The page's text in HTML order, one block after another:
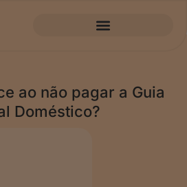
ao não pagar a Guia
Doméstico?